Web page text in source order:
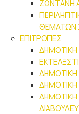
ΖΩΝΤΑΝΗ
ΘΕΜΑΤΩΝ
ΕΠΙΤΡΟΠΕΣ
ΔΗΜΟΤΙΚΗ
ΔΗΜΟΤΙΚΗ
ΔΗΜΟΤΙΚΗ
ΔΗΜΟΤΙΚΗ